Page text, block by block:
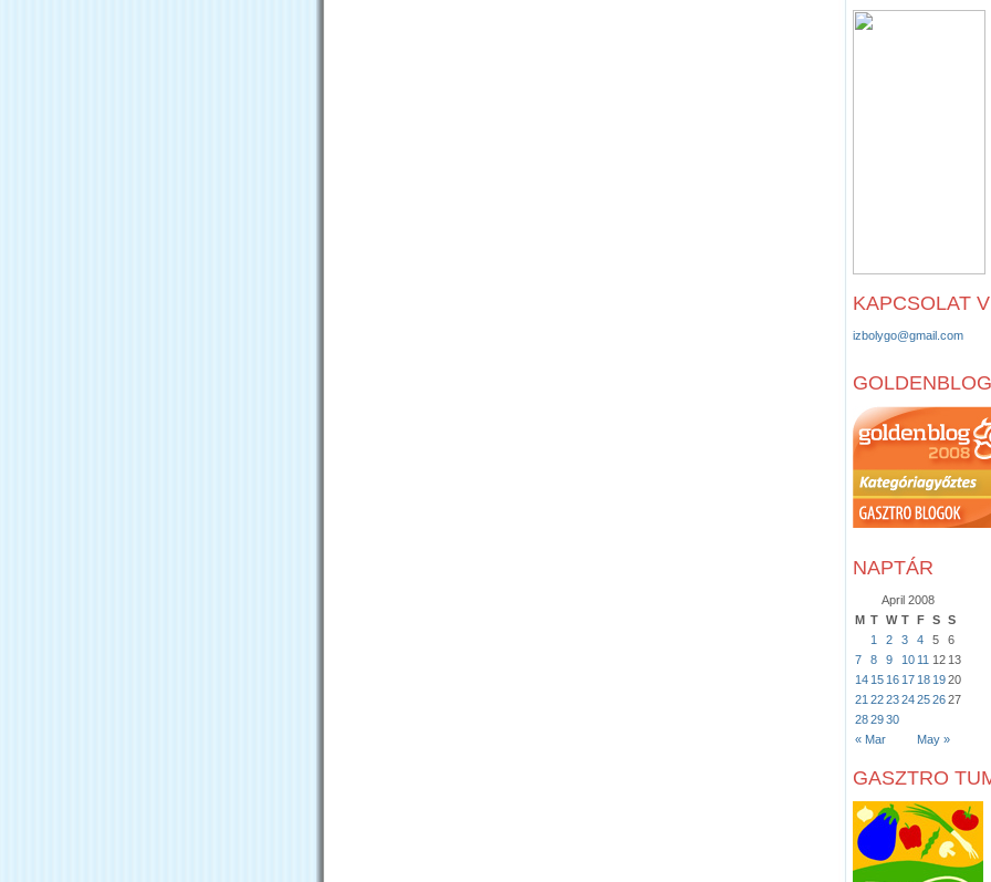
KAPCSOLAT
izbolygo@gmail.com
GOLDENBLOG
NAPTÁR
April 2008
M T W T F S S
« Mar May »
1 2 3 4 5
6
7
8 9 10 11 12 13
14 15 16 17 18 1920
21 222324252627
282930
GASZTRO